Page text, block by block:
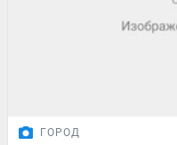
ГОРОД